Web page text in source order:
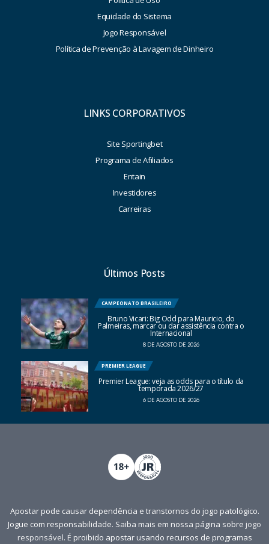
Equidade do Sistema
Jogo Responsável
Política de Prevenção à Lavagem de Dinheiro
LINKS CORPORATIVOS
Site Sportingbet
Programa de Afiliados
Entain
Investidores
Carreiras
Últimos Posts
CAMPEONATO BRASILEIRO
Bruno Vicari: Big Odd para Mauricio, do
Palmeiras, marcar ou dar assistência contra o
Internacional
8 DE AGOSTO DE 2026
PREMIER LEAGUE
Premier League: veja as odds para o título da
temporada 2026/27
6 DE AGOSTO DE 2026
Apostar pode causar dependência e transtornos do jogo patológico.
Jogue com responsabilidade. Saiba mais em nossa página sobre jogo
responsável. É proibido apostar usando recursos de programas